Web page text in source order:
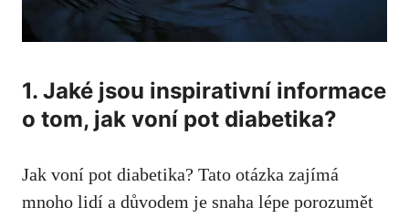
1. Jaké jsou inspirativní informace
o tom, jak voní ⁣pot diabetika?
Jak voní pot ⁢diabetika? Tato otázka zajímá⁢
mnoho⁤ lidí a důvodem je snaha lépe porozumět